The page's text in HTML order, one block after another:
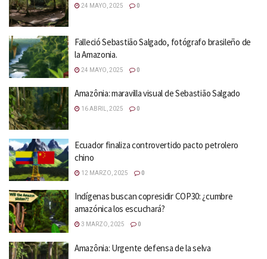
24 MAYO, 2025 0
Falleció Sebastião Salgado, fotógrafo brasileño de
la Amazonia.
24 MAYO, 2025 0
Amazônia: maravilla visual de Sebastião Salgado
16 ABRIL, 2025 0
Ecuador finaliza controvertido pacto petrolero
chino
12 MARZO, 2025 0
Indígenas buscan copresidir COP30: ¿cumbre
amazónica los escuchará?
3 MARZO, 2025 0
Amazônia: Urgente defensa de la selva